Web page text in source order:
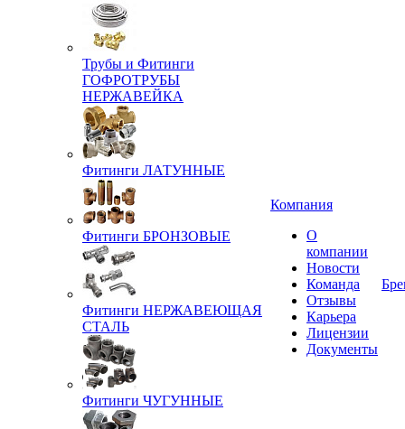
Трубы и Фитинги
ГОФРОТРУБЫ
НЕРЖАВЕЙКА
Фитинги ЛАТУННЫЕ
Фитинги БРОНЗОВЫЕ
Фитинги НЕРЖАВЕЮЩАЯ
СТАЛЬ
Фитинги ЧУГУННЫЕ
Компания
О
компании
Новости
Команда
Отзывы
Карьера
Лицензии
Документы